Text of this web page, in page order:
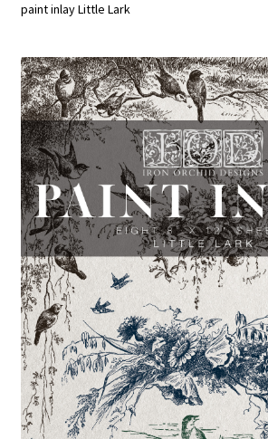
Workshops
Online cursussen
Shop
Blog / DIY / Tutorials
Over mij
Contact
paint inlay Little Lark